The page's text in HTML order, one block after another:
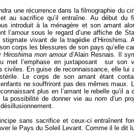
une récurrence dans la filmographie du
et au sacrifice qu’il entraîne. Au début
introduit à la ménagère et son amant
l’amour sous le regard d’une affiche de
vivant de la tragédie d’Hiroshima.
corps les blessures de son pays qu’elle
Hiroshima mon amour d’Alain Resnais. Il
met l’emphase en juxtaposant sur son
civiles. En guise de reconnaissance, elle lui
Le corps de son amant étant
ne souffriront pas des mêmes maux.
plus en l’amant le rebelle qu’il
la possibilité de donner vie au nom d’un
sans sacrifice et ceux-ci entraînent
le Pays du Soleil Levant. Comme il le dit